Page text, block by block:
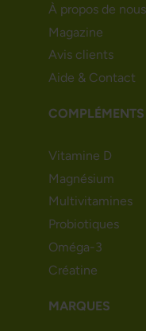
À propos de nous
Magazine
Avis clients
Aide & Contact
Vitamine D
Magnésium
Multivitamines
Probiotiques
Oméga-3
Créatine
MARQUES